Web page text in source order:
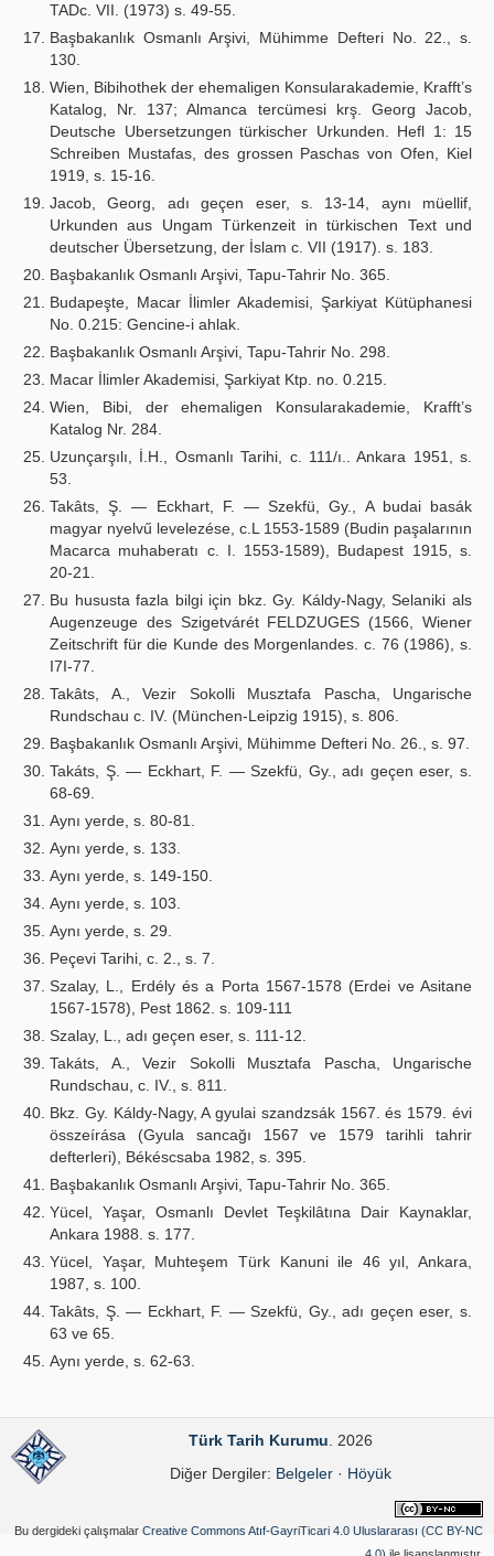
TADc. VII. (1973) s. 49-55.
Başbakanlık Osmanlı Arşivi, Mühimme Defteri No. 22., s.
130.
Wien, Bibihothek der ehemaligen Konsularakademie, Krafft’s
Katalog, Nr. 137; Almanca tercümesi krş. Georg Jacob,
Deutsche Ubersetzungen türkischer Urkunden. Hefl 1: 15
Schreiben Mustafas, des grossen Paschas von Ofen, Kiel
1919, s. 15-16.
Jacob, Georg, adı geçen eser, s. 13-14, aynı müellif,
Urkunden aus Ungam Türkenzeit in türkischen Text und
deutscher Übersetzung, der İslam c. VII (1917). s. 183.
Başbakanlık Osmanlı Arşivi, Tapu-Tahrir No. 365.
Budapeşte, Macar İlimler Akademisi, Şarkiyat Kütüphanesi
No. 0.215: Gencine-i ahlak.
Başbakanlık Osmanlı Arşivi, Tapu-Tahrir No. 298.
Macar İlimler Akademisi, Şarkiyat Ktp. no. 0.215.
Wien, Bibi, der ehemaligen Konsularakademie, Krafft’s
Katalog Nr. 284.
Uzunçarşılı, İ.H., Osmanlı Tarihi, c. 111/ı.. Ankara 1951, s.
53.
Takâts, Ş. — Eckhart, F. — Szekfü, Gy., A budai basák
magyar nyelvű levelezése, c.L 1553-1589 (Budin paşalarının
Macarca muhaberatı c. I. 1553-1589), Budapest 1915, s.
20-21.
Bu hususta fazla bilgi için bkz. Gy. Káldy-Nagy, Selaniki als
Augenzeuge des Szigetvárét FELDZUGES (1566, Wiener
Zeitschrift für die Kunde des Morgenlandes. c. 76 (1986), s.
I7I-77.
Takâts, A., Vezir Sokolli Musztafa Pascha, Ungarische
Rundschau c. IV. (München-Leipzig 1915), s. 806.
Başbakanlık Osmanlı Arşivi, Mühimme Defteri No. 26., s. 97.
Takáts, Ş. — Eckhart, F. — Szekfü, Gy., adı geçen eser, s.
68-69.
Aynı yerde, s. 80-81.
Aynı yerde, s. 133.
Aynı yerde, s. 149-150.
Aynı yerde, s. 103.
Aynı yerde, s. 29.
Peçevi Tarihi, c. 2., s. 7.
Szalay, L., Erdély és a Porta 1567-1578 (Erdei ve Asitane
1567-1578), Pest 1862. s. 109-111
Szalay, L., adı geçen eser, s. 111-12.
Takáts, A., Vezir Sokolli Musztafa Pascha, Ungarische
Rundschau, c. IV., s. 811.
Bkz. Gy. Káldy-Nagy, A gyulai szandzsák 1567. és 1579. évi
összeírása (Gyula sancağı 1567 ve 1579 tarihli tahrir
defterleri), Békéscsaba 1982, s. 395.
Başbakanlık Osmanlı Arşivi, Tapu-Tahrir No. 365.
Yücel, Yaşar, Osmanlı Devlet Teşkilâtına Dair Kaynaklar,
Ankara 1988. s. 177.
Yücel, Yaşar, Muhteşem Türk Kanuni ile 46 yıl, Ankara,
1987, s. 100.
Takâts, Ş. — Eckhart, F. — Szekfü, Gy., adı geçen eser, s.
63 ve 65.
Aynı yerde, s. 62-63.
Türk Tarih Kurumu . 2026
Diğer Dergiler: Belgeler· Höyük
Bu dergideki çalışmalar Creative Commons Atıf-GayriTicari 4.0 Uluslararası (CC BY-NC